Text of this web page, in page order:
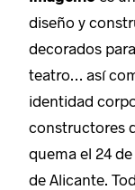
diseño y
decorados
teatro… así
identidad
constructores
quema el 24
de Alicante.